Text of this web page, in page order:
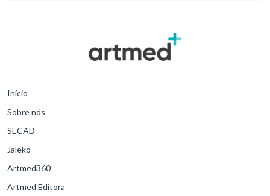
Início
Sobre nós
SECAD
Jaleko
Artmed360
Artmed Editora